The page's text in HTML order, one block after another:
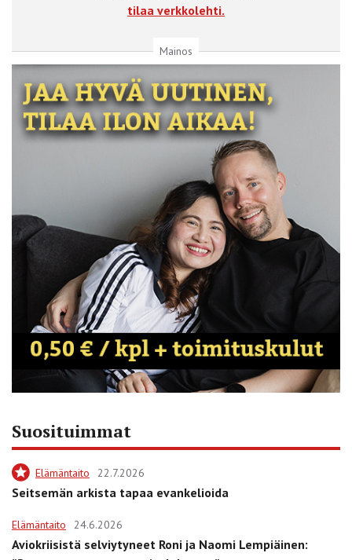
tilaa verkkolehti.
Mainos
Suosituimmat
Elämäntaito 22.7.2026
Seitsemän arkista tapaa evankelioida
Elämäntaito 24.6.2026
Aviokriisistä selviytyneet Roni ja Naomi Lempiäinen: